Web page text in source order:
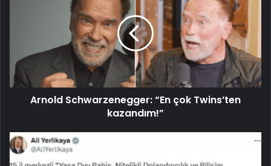
Arnold Schwarzenegger: “En çok Twins’ten
kazandım!”